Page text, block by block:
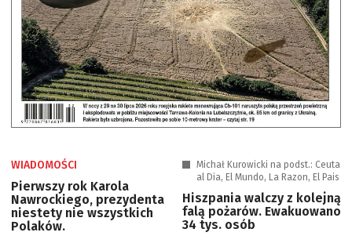
WIADOMOŚCI
Pierwszy rok Karola
Nawrockiego, prezydenta
niestety nie wszystkich
Polaków.
Michał Kurowicki na podst.: Ceuta
al Dia, El Mundo, La Razon, El Pais
Hiszpania walczy z kolejną
falą pożarów. Ewakuowano
34 tys. osób